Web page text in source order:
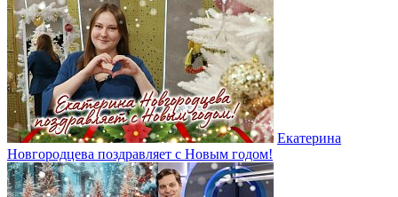
Екатерина
Новгородцева поздравляет с Новым годом!